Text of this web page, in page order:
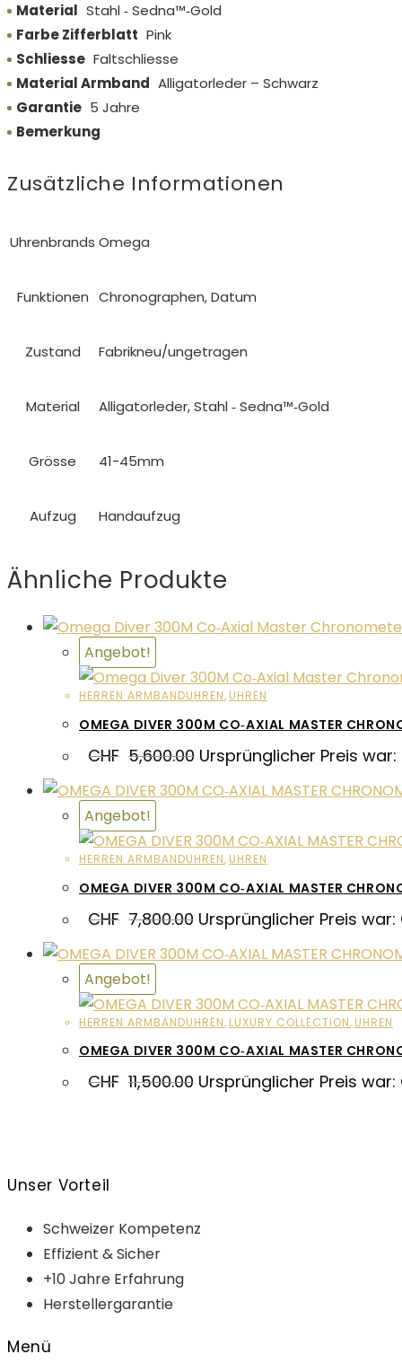
Material Stahl ‑ Sedna™‑Gold
Farbe Zifferblatt Pink
Schliesse Faltschliesse
Material Armband Alligatorleder – Schwarz
Garantie 5 Jahre
Bemerkung
Zusätzliche Informationen
Uhrenbrands Omega
Funktionen Chronographen, Datum
Zustand Fabrikneu/ungetragen
Material Alligatorleder, Stahl ‑ Sedna™‑Gold
Grösse 41-45mm
Aufzug Handaufzug
Ähnliche Produkte
Angebot!
HERREN ARMBANDUHREN, UHREN
OMEGA DIVER 300M CO‑AXIAL MASTER
CHF 5,600.00 Ursprünglicher Preis war:
Angebot!
HERREN ARMBANDUHREN, UHREN
OMEGA DIVER 300M CO‑AXIAL MASTER
CHF 7,800.00 Ursprünglicher Preis war:
Angebot!
HERREN ARMBANDUHREN, LUXURY COLLECTION, UHREN
OMEGA DIVER 300M CO‑AXIAL MASTER
CHF 11,500.00 Ursprünglicher Preis war:
Unser Vorteil
Schweizer Kompetenz
Effizient & Sicher
+10 Jahre Erfahrung
Herstellergarantie
Menü